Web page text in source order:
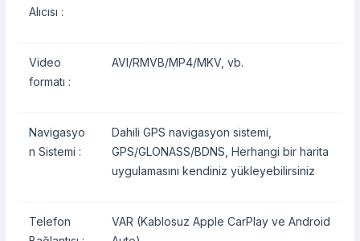
Alıcısı :
Video
formatı :
AVI/RMVB/MP4/MKV, vb.
Navigasyo
n Sistemi :
Dahili GPS navigasyon sistemi,
GPS/GLONASS/BDNS, Herhangi bir harita
uygulamasını kendiniz yükleyebilirsiniz
Telefon
VAR (Kablosuz Apple CarPlay ve Android